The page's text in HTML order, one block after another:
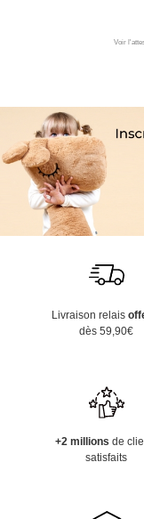
Voir
Livraison relais
dès 59,90€
+2 millions de
satisfaits